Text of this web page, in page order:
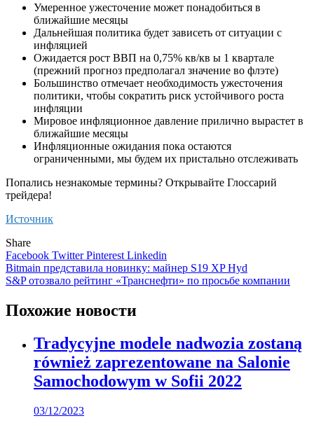
Умеренное ужесточение может понадобиться в
ближайшие месяцы
Дальнейшая политика будет зависеть от ситуации с
инфляцией
Ожидается рост ВВП на 0,75% кв/кв ы 1 квартале
(прежний прогноз предполагал значение во флэте)
Большинство отмечает необходимость ужесточения
политики, чтобы сократить риск устойчивого роста
инфляции
Мировое инфляционное давление прилично вырастет в
ближайшие месяцы
Инфляционные ожидания пока остаются
ограниченными, мы будем их пристально отслеживать
Попались незнакомые термины? Открывайте Глоссарий
трейдера!
Источник
Share
Facebook TwitterPinterest Linkedin
Навигация
по
записям
Bitmain представила новинку: майнер S19 XP Hyd
S&P отозвало рейтинг «Транснефти» по просьбе компании
Похожие новости
Tradycyjne modele nadwozia zostaną
również zaprezentowane na Salonie
Samochodowym w Sofii 2022
03/12/2023